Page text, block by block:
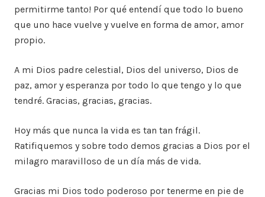
permitirme tanto! Por qué entendí que todo lo bueno
que uno hace vuelve y vuelve en forma de amor, amor
propio.
A mi Dios padre celestial, Dios del universo, Dios de
paz, amor y esperanza por todo lo que tengo y lo que
tendré. Gracias, gracias, gracias.
Hoy más que nunca la vida es tan tan frágil.
Ratifiquemos y sobre todo demos gracias a Dios por el
milagro maravilloso de un día más de vida.
Gracias mi Dios todo poderoso por tenerme en pie de